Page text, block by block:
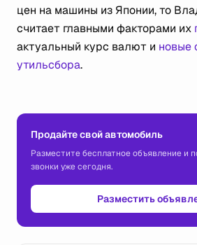
цен на машины из Японии, то
считает главными факторами их
актуальный курс валют и новые
утильсбора.
Продайте свой автомобиль
Разместите бесплатное объявление и
звонки уже сегодня.
Разместить